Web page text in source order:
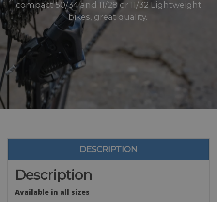
compact 50/34 and 11/28 or 11/32 Lightweight
bikes, great quality..
DESCRIPTION
Description
Available in all sizes